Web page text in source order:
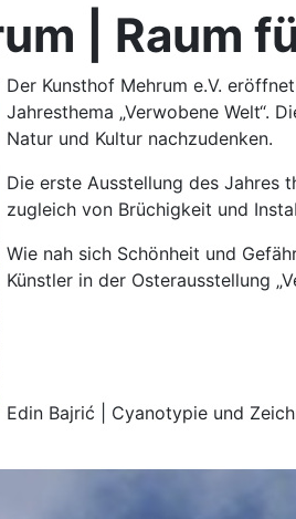
| Raum
Der Kunsthof Mehrum e.V.
Jahresthema „Verwobene Welt“.
Natur und Kultur nachzudenken.
Die erste Ausstellung des Jahres
zugleich von Brüchigkeit und
Wie nah sich Schönheit und
Künstler in der Osterausstellung
Edin Bajrić | Cyanotypie und